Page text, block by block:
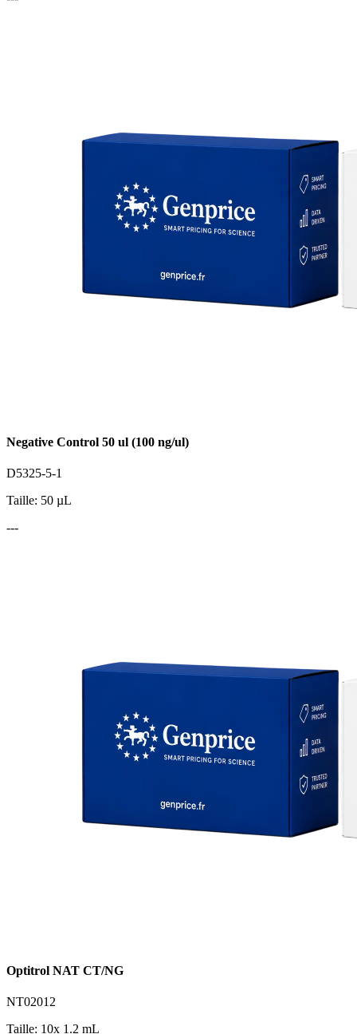
Negative Control 50 ul (100 ng/ul)
D5325-5-1
Taille: 50 µL
---
Optitrol NAT CT/NG
NT02012
Taille: 10x 1.2 mL